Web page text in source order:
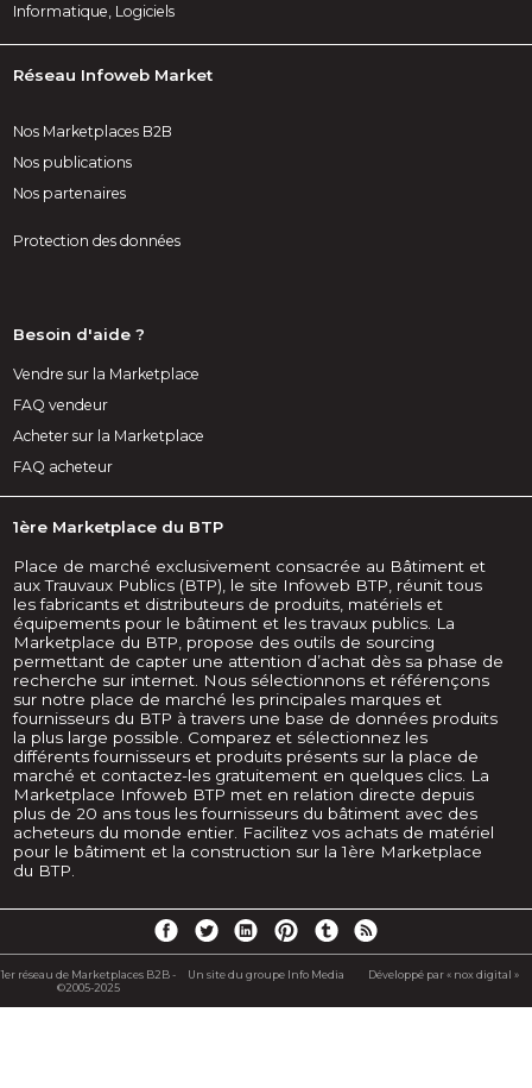
Informatique, Logiciels
Réseau Infoweb Market
Nos Marketplaces B2B
Nos publications
Nos partenaires
Protection des données
Besoin d'aide ?
Vendre sur la Marketplace
FAQ vendeur
Acheter sur la Marketplace
FAQ acheteur
1ère Marketplace du BTP
Place de marché exclusivement consacrée au Bâtiment et
aux Trauvaux Publics (BTP), le site Infoweb BTP, réunit tous
les fabricants et distributeurs de produits, matériels et
équipements pour le bâtiment et les travaux publics. La
Marketplace du BTP, propose des outils de sourcing
permettant de capter une attention d’achat dès sa phase de
recherche sur internet. Nous sélectionnons et référençons
sur notre place de marché les principales marques et
fournisseurs du BTP à travers une base de données produits
la plus large possible. Comparez et sélectionnez les
différents fournisseurs et produits présents sur la place de
marché et contactez-les gratuitement en quelques clics. La
Marketplace Infoweb BTP met en relation directe depuis
plus de 20 ans tous les fournisseurs du bâtiment avec des
acheteurs du monde entier. Facilitez vos achats de matériel
pour le bâtiment et la construction sur la 1ère Marketplace
du BTP.
1er réseau de Marketplaces B2B -
©2005-2025
Un site du groupe Info Media Développé par « nox digital »